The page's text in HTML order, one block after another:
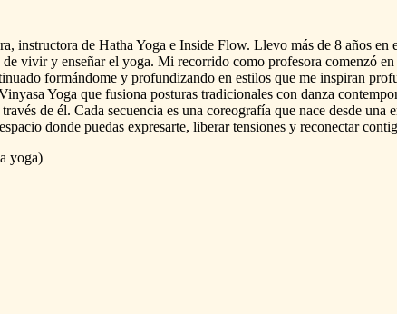
instructora de Hatha Yoga e Inside Flow. Llevo más de 8 años en
de vivir y enseñar el yoga. Mi recorrido como profesora comenzó en
formándome y profundizando en estilos que me inspiran
Yoga que fusiona posturas tradicionales con danza
través de él. Cada secuencia es una coreografía que nace desde una
espacio donde puedas expresarte, liberar tensiones y reconectar
yoga)